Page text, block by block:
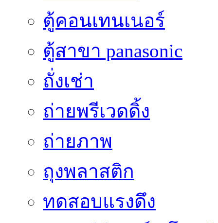
ตู้คอนเทนเนอร์
ตู้สาขา panasonic
ถั่งเช่า
ถ่ายพรีเวดดิ้ง
ถ่ายภาพ
ถุงพลาสติก
ทดสอบแรงดึง